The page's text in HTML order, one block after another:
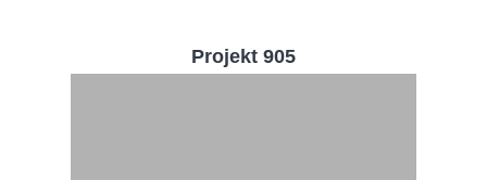
Projekt 905